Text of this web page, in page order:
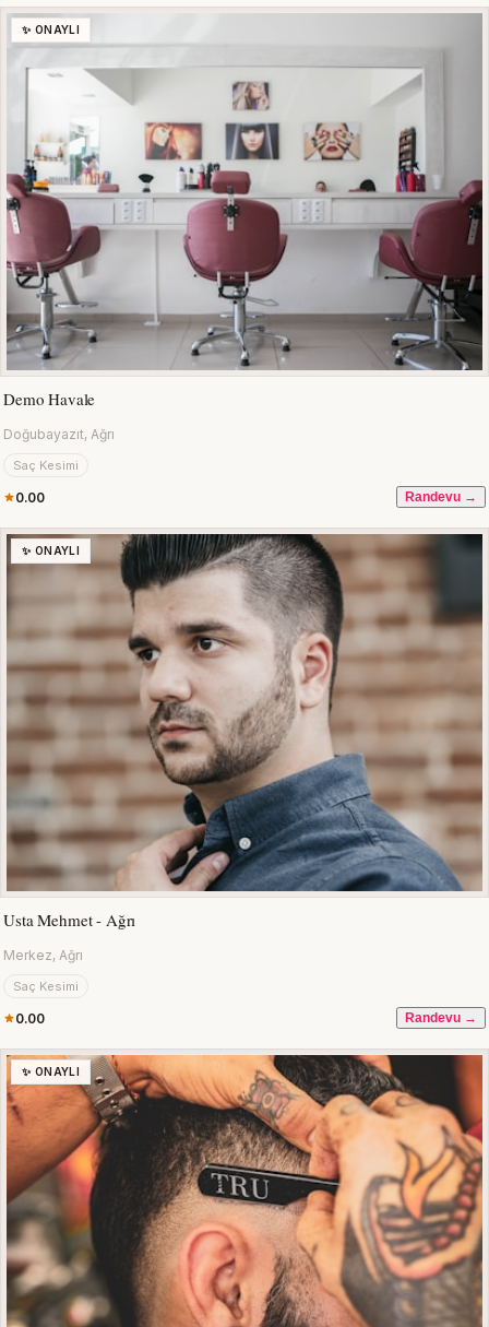
✨ ONAYLI
Demo Havale
Doğubayazıt, Ağrı
Saç Kesimi
0.00 Randevu →
✨ ONAYLI
Usta Mehmet - Ağrı
Merkez, Ağrı
Saç Kesimi
0.00 Randevu →
✨ ONAYLI